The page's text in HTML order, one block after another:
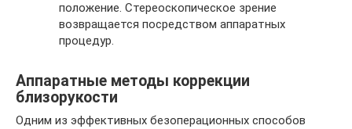
положение. Стереоскопическое зрение
возвращается посредством аппаратных
процедур.
Аппаратные методы коррекции
близорукости
Одним из эффективных безоперационных способов